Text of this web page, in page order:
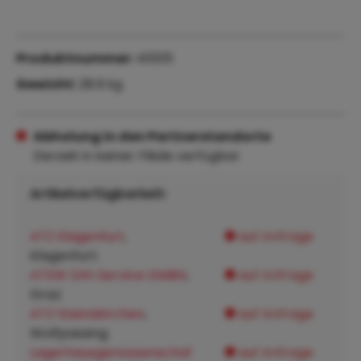
Abholung in den Partnerstandorte
Derzeit in keiner Filiale verfügbar
Artikelverfügbarkeit:
ATZ Klagenfurt
Klagenfurt:
auf Anfrage
ATSW 24h Service GMBH auf Anfrage
ATZ Steinakirchen
Wolfpassing:
auf Anfrage
Lagerhausgenossenschaf
auf Anfrage
Produktnummer:
Gewicht:
28.9 kg